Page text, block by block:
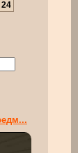
24